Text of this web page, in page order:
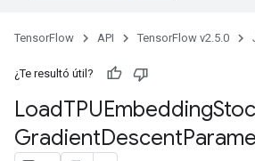
TensorFlow API TensorFlow v2.5.0
¿Te resultó útil?
LoadTPUEmbedding
GradientDescent